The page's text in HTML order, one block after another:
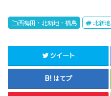
西梅田・北新地・福島 北新地
ツイート
はてブ